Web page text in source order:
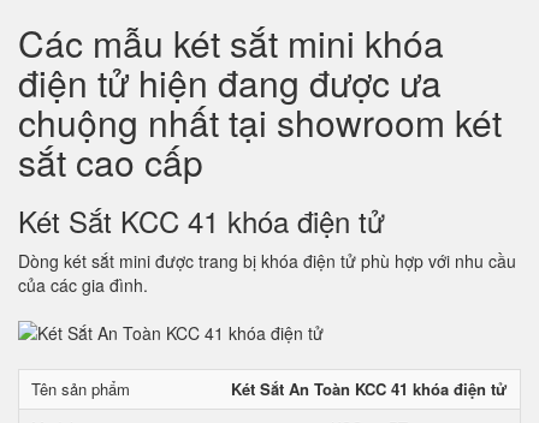
Các mẫu két sắt mini khóa
điện tử hiện đang được ưa
chuộng nhất tại showroom két
sắt cao cấp
Két Sắt KCC 41 khóa điện tử
Dòng két sắt mini được trang bị khóa điện tử phù hợp với nhu cầu
của các gia đình.
Tên sản phẩm
Két Sắt An Toàn KCC 41 khóa điện tử